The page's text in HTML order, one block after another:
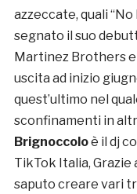
azzeccate, quali
segnato il suo
Martinez Brothers e
uscita ad inizio
quest’ultimo nel
sconfinamenti in
Brignoccoloè il dj
TikTok Italia, Grazie
saputo creare vari